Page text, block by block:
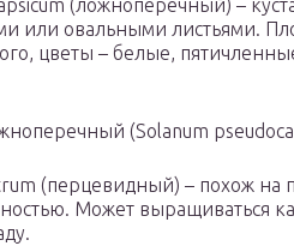
(ложноперечный) –
или овальными листьями.
цветы – белые,
(Solanum
(перцевидный) – похож на
Может выращиваться